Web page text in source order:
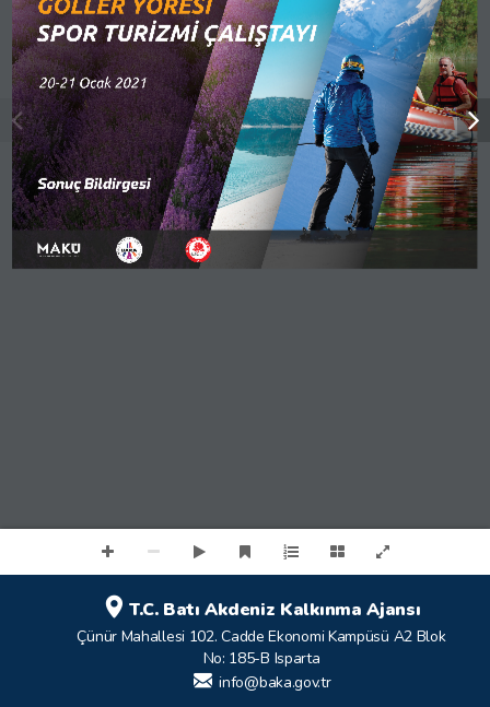
T.C. Batı Akdeniz Kalkınma Ajansı
Çünür Mahallesi 102. Cadde Ekonomi Kampüsü A2 Blok
No: 185-B Isparta
info@baka.gov.tr